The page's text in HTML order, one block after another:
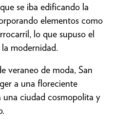
se iba edificando la
elementos como
lo que supuso el
modernidad.
veraneo de moda, San
a una floreciente
una ciudad cosmopolita y